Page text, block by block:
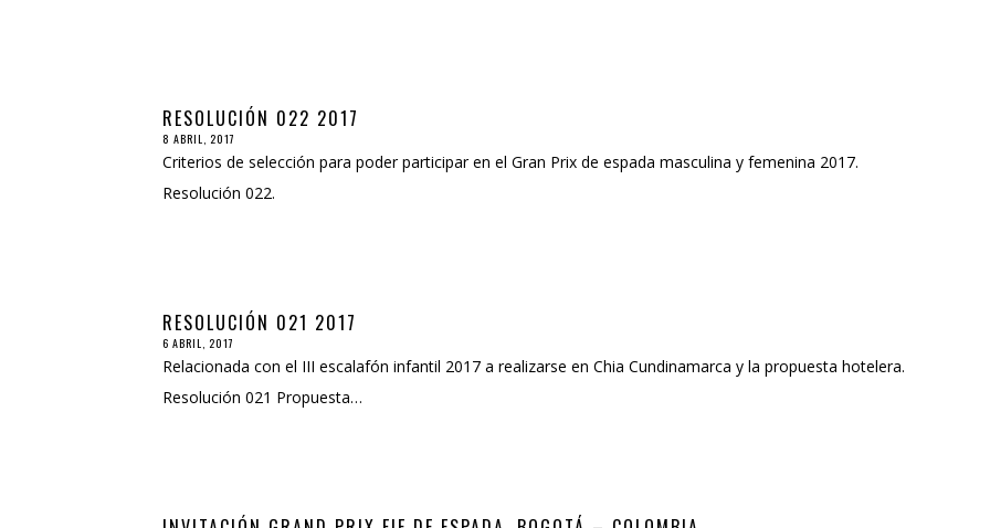
RESOLUCIÓN 022 2017
8 ABRIL, 2017
Criterios de selección para poder participar en el Gran Prix de espada masculina y femenina 2017.
Resolución 022.
RESOLUCIÓN 021 2017
6 ABRIL, 2017
Relacionada con el III escalafón infantil 2017 a realizarse en Chia Cundinamarca y la propuesta hotelera.
Resolución 021 Propuesta…